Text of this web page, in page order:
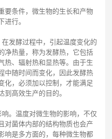
条件，微生物的生长和产物
进行。
发酵过程中，引起温度变化的
净热量，称为发酵热，它包括
热、辐射热和显热等。由于生
中随时间而变化，因此发酵热
化，必须加以控制，才能满足
高效生产的目的。
。温度对微生物的影响，不仅
对菌体内部的结构物质也会产
响是多方面的，每种微生物都